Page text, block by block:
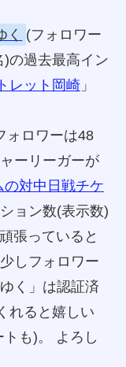
く
(フォロワー
の過去最高イン
レット岡崎」
ォロワーは48
ーリーガーが
対中日戦チケ
ョン数(表示数)
張っていると
しフォロワー
く」は認証済
れると嬉しい
も)。 よろし